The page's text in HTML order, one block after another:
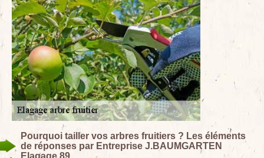
Pourquoi tailler vos arbres fruitiers ? Les éléments
de réponses par Entreprise J.BAUMGARTEN